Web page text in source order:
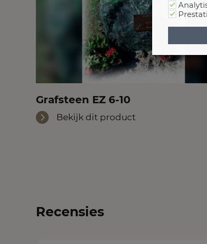
Grafsteen EZ 6-10
Bekijk dit product
Recensies